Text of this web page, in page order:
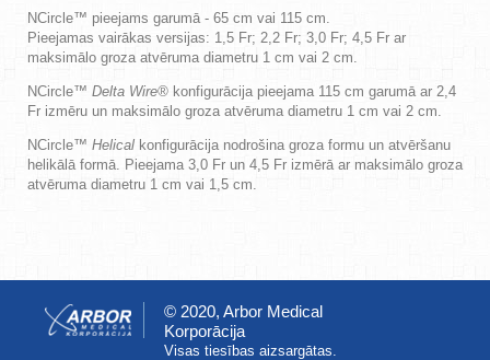
NCircle™ pieejams garumā - 65 cm vai 115 cm.
Pieejamas vairākas versijas: 1,5 Fr; 2,2 Fr; 3,0 Fr; 4,5 Fr ar
maksimālo groza atvēruma diametru 1 cm vai 2 cm.
NCircle™ Delta Wire® konfigurācija pieejama 115 cm garumā ar 2,4
Fr izmēru un maksimālo groza atvēruma diametru 1 cm vai 2 cm.
NCircle™ Helical konfigurācija nodrošina groza formu un atvēršanu
helikālā formā. Pieejama 3,0 Fr un 4,5 Fr izmērā ar maksimālo groza
atvēruma diametru 1 cm vai 1,5 cm.
© 2020, Arbor Medical
Korporācija
Visas tiesības aizsargātas.